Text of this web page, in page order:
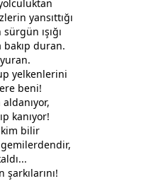
yansıttığı
ışığı
bakıp duran.
yelkenlerini
beni!
kanıyor!
kim bilir